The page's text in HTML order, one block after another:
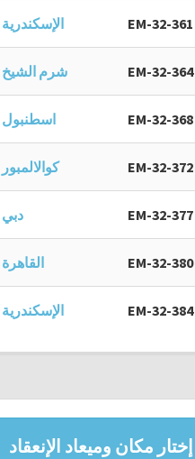
EM-32-361 الإسكندرية
EM-32-364 شرم الشيخ
EM-32-368 اسطنبول
EM-32-372 كوالالمبور
EM-32-377 دبي
EM-32-380 القاهرة
EM-32-384 الإسكندرية
إختار مكان وميعاد الإنعقاد